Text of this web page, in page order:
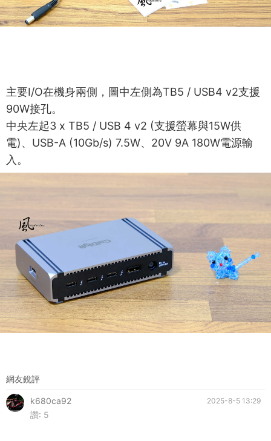
主要I/O在機身兩側，圖中左側為TB5 / USB4 v2支援
90W接孔。
中央左起3 x TB5 / USB 4 v2 (支援螢幕與15W供
電)、USB-A (10Gb/s) 7.5W、20V 9A 180W電源輸
入。
網友銳評
2025-8-5 13:29
k680ca92
讚: 5